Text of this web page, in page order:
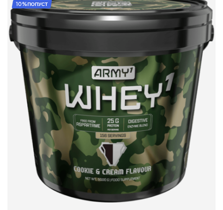
ИЗБЕРИ ОПЦИИ
10%ПОПУСТ